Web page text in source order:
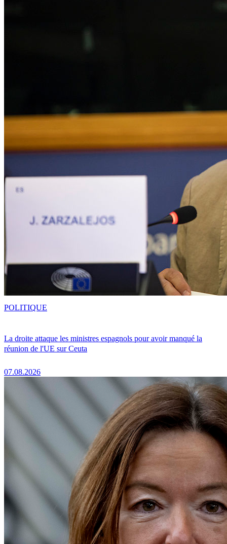
La droite attaque les ministres espagnols pour avoir manqué la
réunion de l'UE sur Ceuta
07.08.2026
POLITIQUE